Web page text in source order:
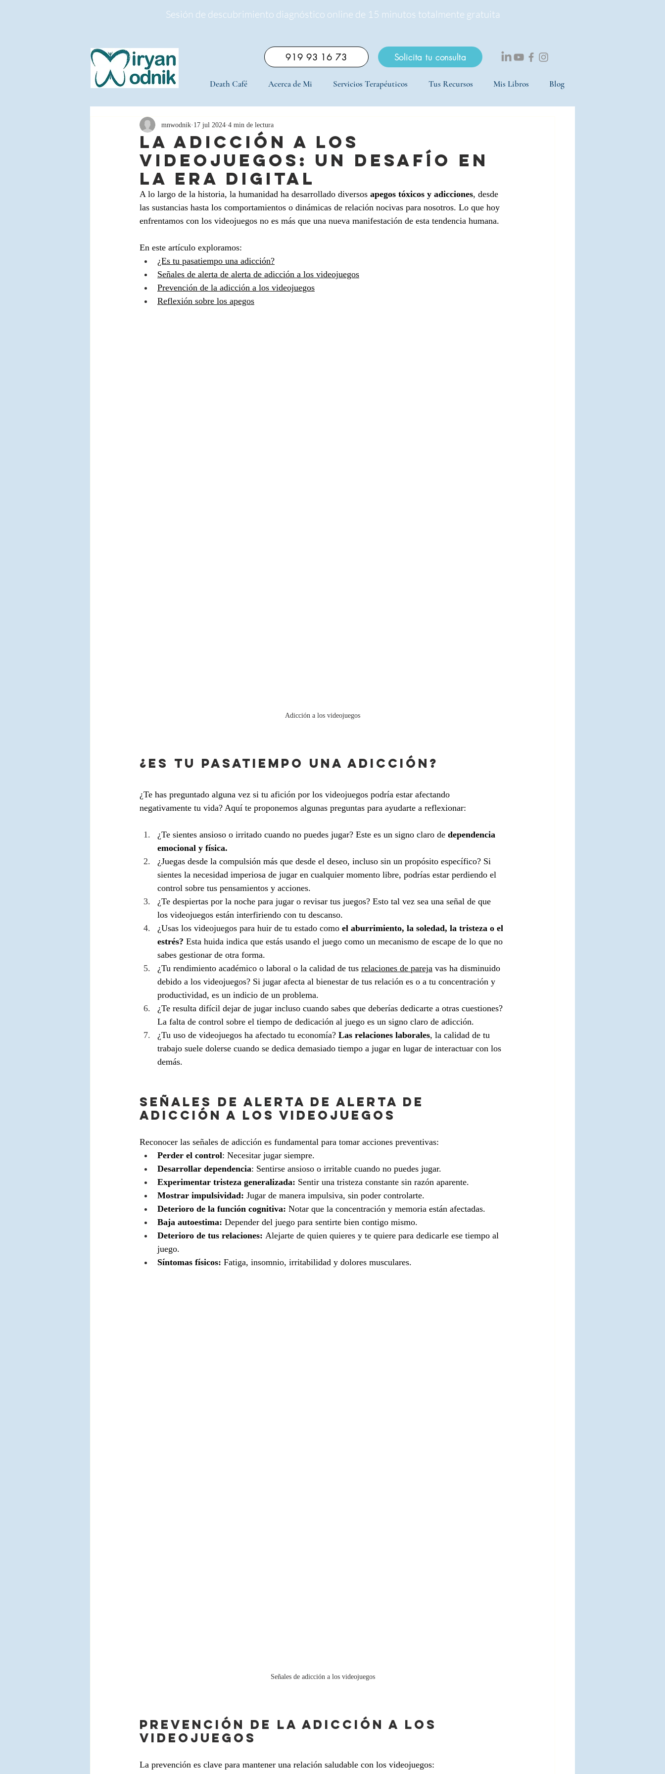
Sesión de descubrimiento diagnóstico online de 15 minutos totalmente gratuita
919 93 16 73 Solicita tu consulta
Death Café Acerca de Mi Servicios Terapéuticos Tus Recursos Mis Libros Blog
La adicción a los
videojuegos: un desafío en
la era digital
mnwodnik 17 jul 2024 4 min de lectura
A lo largo de la historia, la humanidad ha desarrollado diversos apegos tóxicos y adicciones, desde
las sustancias hasta los comportamientos o dinámicas de relación nocivas para nosotros. Lo que hoy
enfrentamos con los videojuegos no es más que una nueva manifestación de esta tendencia humana.
En este artículo exploramos:
¿Es tu pasatiempo una adicción?
Señales de alerta de alerta de adicción a los videojuegos
Prevención de la adicción a los videojuegos
Reflexión sobre los apegos
Adicción a los videojuegos
¿ES TU PASATIEMPO UNA ADICCIÓN?
¿Te has preguntado alguna vez si tu afición por los videojuegos podría estar afectando
negativamente tu vida? Aquí te proponemos algunas preguntas para ayudarte a reflexionar:
¿Te sientes ansioso o irritado cuando no puedes jugar? Este es un signo claro de dependencia
emocional y física.
¿Juegas desde la compulsión más que desde el deseo, incluso sin un propósito específico? Si
sientes la necesidad imperiosa de jugar en cualquier momento libre, podrías estar perdiendo el
control sobre tus pensamientos y acciones.
¿Te despiertas por la noche para jugar o revisar tus juegos? Esto tal vez sea una señal de que
los videojuegos están interfiriendo con tu descanso.
¿Usas los videojuegos para huir de tu estado como el aburrimiento, la soledad, la tristeza o el
estrés? Esta huida indica que estás usando el juego como un mecanismo de escape de lo que no
sabes gestionar de otra forma.
¿Tu rendimiento académico o laboral o la calidad de tus relaciones de pareja vas ha disminuido
debido a los videojuegos? Si jugar afecta al bienestar de tus relación es o a tu concentración y
productividad, es un indicio de un problema.
¿Te resulta difícil dejar de jugar incluso cuando sabes que deberías dedicarte a otras cuestiones?
La falta de control sobre el tiempo de dedicación al juego es un signo claro de adicción.
¿Tu uso de videojuegos ha afectado tu economía? Las relaciones laborales, la calidad de tu
trabajo suele dolerse cuando se dedica demasiado tiempo a jugar en lugar de interactuar con los
demás.
Señales de alerta de alerta de
adicción a los videojuegos
Reconocer las señales de adicción es fundamental para tomar acciones preventivas:
Perder el control: Necesitar jugar siempre.
Desarrollar dependencia: Sentirse ansioso o irritable cuando no puedes jugar.
Experimentar tristeza generalizada: Sentir una tristeza constante sin razón aparente.
Mostrar impulsividad: Jugar de manera impulsiva, sin poder controlarte.
Deterioro de la función cognitiva: Notar que la concentración y memoria están afectadas.
Baja autoestima: Depender del juego para sentirte bien contigo mismo.
Deterioro de tus relaciones: Alejarte de quien quieres y te quiere para dedicarle ese tiempo al
juego.
Síntomas físicos: Fatiga, insomnio, irritabilidad y dolores musculares.
Señales de adicción a los videojuegos
PREVENCIÓN DE LA ADICCIÓN A LOS
VIDEOJUEGOS
La prevención es clave para mantener una relación saludable con los videojuegos: